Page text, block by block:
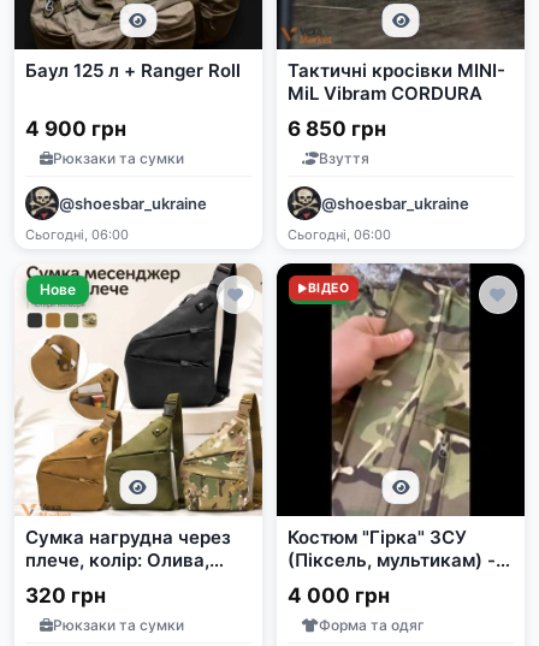
Баул 125 л + Ranger Roll
4 900 грн
Рюкзаки та сумки
@shoesbar_ukraine
Сьогодні, 06:00
Тактичні кросівки MINI-
MiL Vibram CORDURA
6 850 грн
Взуття
@shoesbar_ukraine
Сьогодні, 06:00
Нове
Сумка нагрудна через
плече, колір: Олива,
койот, чорна, мультикам
320 грн
Рюкзаки та сумки
Нове
ВІДЕО
Костюм "Гірка" ЗСУ
(Піксель, мультикам) -
Оригінал
4 000 грн
Форма та одяг